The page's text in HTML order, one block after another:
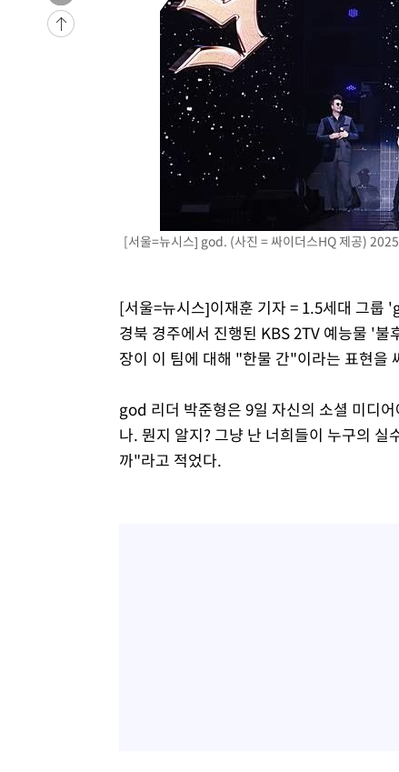
선포
-14269초 전 >
[단독]중수청 지원 검사들, 정원 초과 시 낮은 계급 임
갈 수도
-12240초 전 >
낮 최고 37도 찜통더위…곳곳 소나기·강원 많은 비[내
SK하이닉스, 용인·청주 팹에 54조 투자…"AI 메모리
여자배구 이재영·이다영 자매, 아제르바이잔 투란VC 입
외국인 심판 성 접대 7경기 들여다보니…한국 축구 '5승
[속보]코스닥, 2.86포인트(0.36%) 내린 798.81마감
[속보]코스피, 6200선 약보합…0.60% 내린 6258.77에
[속보]원·달러 환율, 7.7원 내린 1416.1원 마감
[속보] 노원서 40.1도 관측…서울, 2018년 이후 첫 40도
[속보]종합특검, '계엄 수용공간 확보' 신용해 前교정본
[속보]규제합리화위원회 부위원장에 김태유 서울대 공
[서울=뉴시스] god. (사진 = 싸이더스HQ 제공)
[서울=뉴시스]이재훈 기자 = 1.5세대 그룹
경북 경주에서 진행된 KBS 2TV 예능물 '
장이 이 팀에 대해 "한물 간"이라는 표현을
god 리더 박준형은 9일 자신의 소셜 미디
나. 뭔지 알지? 그냥 난 너희들이 누구의
까"라고 적었다.